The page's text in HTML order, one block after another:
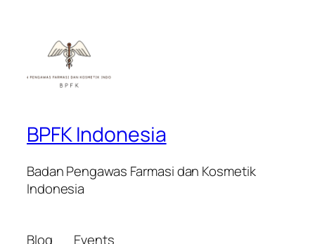
BPFK Indonesia
Badan Pengawas Farmasi dan Kosmetik
Indonesia
Blog Events